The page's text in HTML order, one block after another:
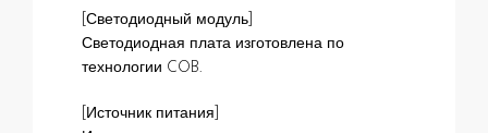
[Светодиодный модуль]
Светодиодная плата изготовлена по
технологии COB.
[Источник питания]